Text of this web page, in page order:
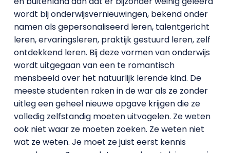
wordt bij onderwijsvernieuwingen, bekend onder
namen als gepersonaliseerd leren, talentgericht
leren, ervaringsleren, praktijk gestuurd leren, zelf
ontdekkend leren. Bij deze vormen van onderwijs
wordt uitgegaan van een te romantisch
mensbeeld over het natuurlijk lerende kind. De
meeste studenten raken in de war als ze zonder
uitleg een geheel nieuwe opgave krijgen die ze
volledig zelfstandig moeten uitvogelen. Ze weten
ook niet waar ze moeten zoeken. Ze weten niet
wat ze weten. Je moet ze juist eerst kennis